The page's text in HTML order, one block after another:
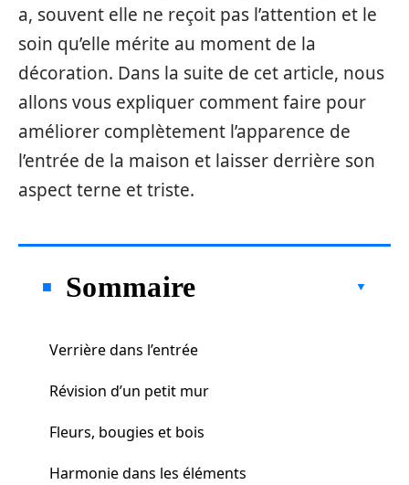
a, souvent elle ne reçoit pas l’attention et le
soin qu’elle mérite au moment de la
décoration. Dans la suite de cet article, nous
allons vous expliquer comment faire pour
améliorer complètement l’apparence de
l’entrée de la maison et laisser derrière son
aspect terne et triste.
Sommaire
Verrière dans l’entrée
Révision d’un petit mur
Fleurs, bougies et bois
Harmonie dans les éléments